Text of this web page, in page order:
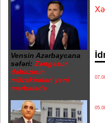
Vensin Azərbaycana
səfəri: Zəngəzur
dəhlizinin
müzakirələri yeni
mərhələdə